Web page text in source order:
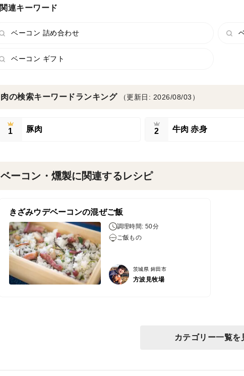
関連キーワード
ベーコン 詰め合わせ
ベーコン ギフト
肉の検索キーワードランキング （更新日: 2026/08/03）
1 豚肉 2 牛肉 赤身
ベーコン・燻製に関連するレシピ
きざみウデベーコンの混ぜご飯
調理時間: 50分
ご飯もの
茨城県 鉾田市
方波見牧場
カテゴリー一覧を